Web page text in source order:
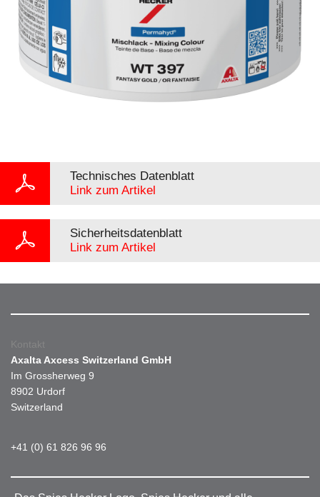
Technisches Datenblatt
Link zum Artikel
Sicherheitsdatenblatt
Link zum Artikel
Kontakt
Axalta Axcess Switzerland GmbH
Im Grossherweg 9
8902 Urdorf
Switzerland
+41 (0) 61 826 96 96